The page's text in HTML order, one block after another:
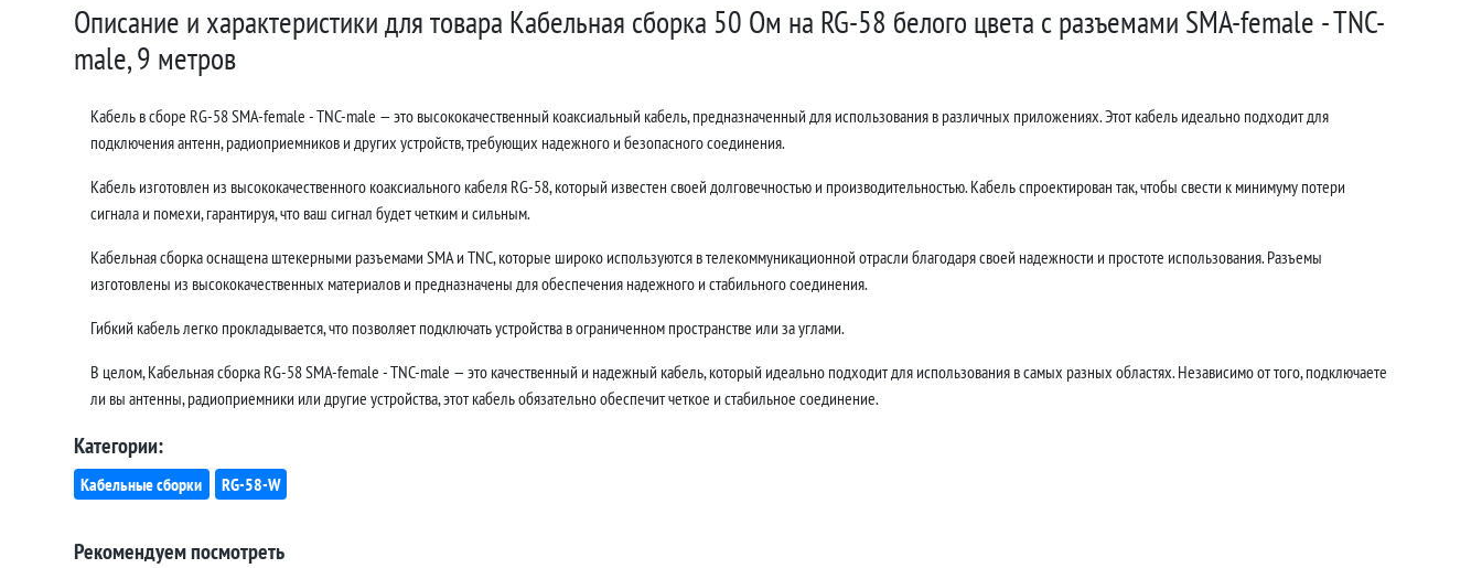
Описание и характеристики для товара Кабельная сборка 50 Ом на RG-58 белого цвета с разъемами SMA-female - TNC-
male, 9 метров
Кабель в сборе RG-58 SMA-female - TNC-male — это высококачественный коаксиальный кабель, предназначенный для использования в различных приложениях. Этот кабель идеально подходит для
подключения антенн, радиоприемников и других устройств, требующих надежного и безопасного соединения.
Кабель изготовлен из высококачественного коаксиального кабеля RG-58, который известен своей долговечностью и производительностью. Кабель спроектирован так, чтобы свести к минимуму потери
сигнала и помехи, гарантируя, что ваш сигнал будет четким и сильным.
Кабельная сборка оснащена штекерными разъемами SMA и TNC, которые широко используются в телекоммуникационной отрасли благодаря своей надежности и простоте использования. Разъемы
изготовлены из высококачественных материалов и предназначены для обеспечения надежного и стабильного соединения.
Гибкий кабель легко прокладывается, что позволяет подключать устройства в ограниченном пространстве или за углами.
В целом, Кабельная сборка RG-58 SMA-female - TNC-male — это качественный и надежный кабель, который идеально подходит для использования в самых разных областях. Независимо от того, подключаете
ли вы антенны, радиоприемники или другие устройства, этот кабель обязательно обеспечит четкое и стабильное соединение.
Категории:
Кабельные сборки RG-58-W
Рекомендуем посмотреть